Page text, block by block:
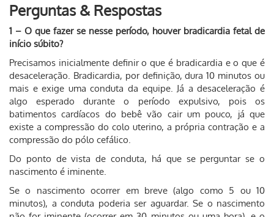
Perguntas & Respostas
1 – O que fazer se nesse período, houver bradicardia fetal de
início súbito?
Precisamos inicialmente definir o que é bradicardia e o que é
desaceleração. Bradicardia, por definição, dura 10 minutos ou
mais e exige uma conduta da equipe. Já a desaceleração é
algo esperado durante o período expulsivo, pois os
batimentos cardíacos do bebê vão cair um pouco, já que
existe a compressão do colo uterino, a própria contração e a
compressão do pólo cefálico.
Do ponto de vista de conduta, há que se perguntar se o
nascimento é iminente.
Se o nascimento ocorrer em breve (algo como 5 ou 10
minutos), a conduta poderia ser aguardar. Se o nascimento